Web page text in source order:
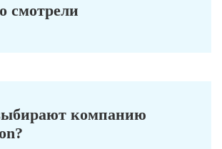
смотрели
компанию